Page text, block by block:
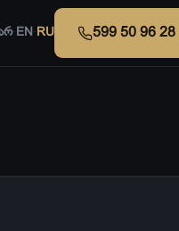
· EN · RU 599 50 96 28